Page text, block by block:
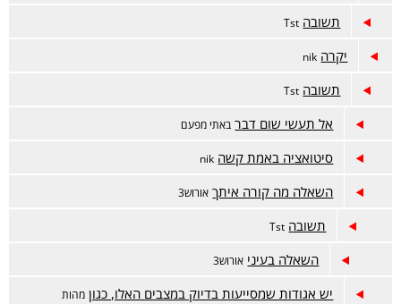
תשובה Tst
יקרה nik
תשובה Tst
אל תעשי שום דבר באתי מפעם
סיטואציה באמת קשה nik
השאלה מה קורה איתך אורוש3
תשובה Tst
השאלה בעיני אורוש3
יש אגודות שמסייעות בדיוק במצבים האלו, כגון מהות